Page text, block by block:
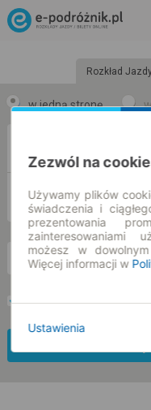
Rozkład
w jedną stronę
DO
pt. 7 sie.
Preferuj bez przesiadek
Zezwól na
Używamy plików
świadczenia i
prezentowania
zainteresowaniami
możesz w
Więcej informacji w
Ustawienia